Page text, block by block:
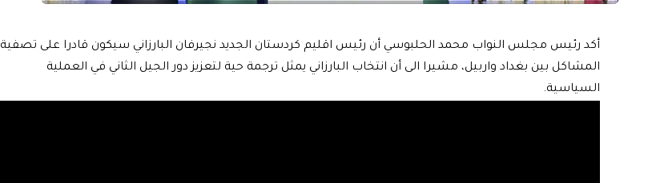
أكد رئيس مجلس النواب محمد الحلبوسي أن رئيس اقليم كردستان الجديد نجيرفان البارزاني سيكون قادرا على تصفية
المشاكل بين بغداد واربيل، مشيرا الى أن انتخاب البارزاني يمثل ترجمة حية لتعزيز دور الجيل الثاني في العملية
السياسية.